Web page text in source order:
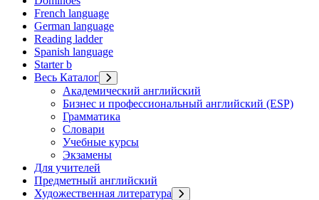
French language
German language
Reading ladder
Spanish language
Starter b
Весь Каталог
Академический английский
Бизнес и профессиональный английский (ESP)
Грамматика
Словари
Учебные курсы
Экзамены
Для учителей
Предметный английский
Художественная литература